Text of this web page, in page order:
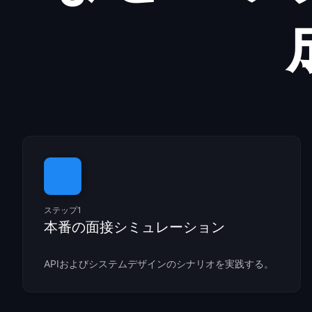
ステップ1
本番の面接シミュレーション
APIおよびシステムデザインのシナリオを実践する。